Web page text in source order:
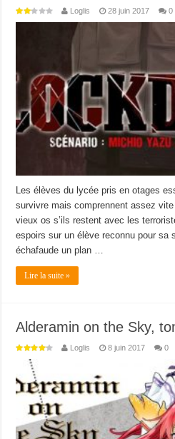
Loglis 28 juin 2017 0
Les élèves du lycée pris en otages
survivre mais comprennent assez
vieux os s’ils restent avec les
espoirs sur un élève reconnu pour sa
échafaude un plan …
Lire la suite »
Alderamin on the Sky,
Loglis 8 juin 2017 0